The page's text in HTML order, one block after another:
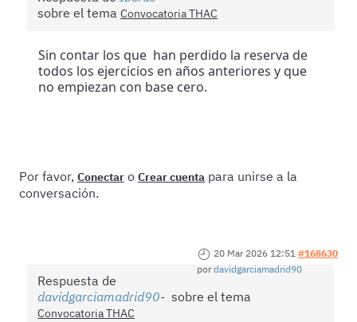
sobre el tema Convocatoria THAC
Sin contar los que han perdido la reserva de
todos los ejercicios en años anteriores y que
no empiezan con base cero.
Por favor, Conectar o Crear cuenta para unirse a la
conversación.
20 Mar 2026 12:51 #168630
pordavidgarciamadrid90
Respuesta de
davidgarciamadrid90
sobre el tema
Convocatoria THAC